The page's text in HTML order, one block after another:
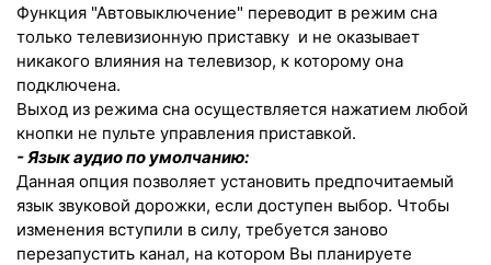
Функция "Автовыключение" переводит в режим сна
только телевизионную приставку и не оказывает
никакого влияния на телевизор, к которому она
подключена.
Выход из режима сна осуществляется нажатием любой
кнопки не пульте управления приставкой.
- Язык аудио по умолчанию:
Данная опция позволяет установить предпочитаемый
язык звуковой дорожки, если доступен выбор. Чтобы
изменения вступили в силу, требуется заново
перезапустить канал, на котором Вы планируете